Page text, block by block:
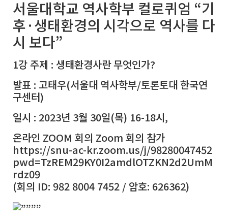
서울대학교 역사학부 컬로퀴엄 “기
후·생태환경의 시각으로 역사를 다
시 보다”
1강 주제 : 생태환경사란 무엇인가?
발표 : 고태우(서울대 역사학부/토론토대 한국연
구센터)
일시 : 2023년 3월 30일(목) 16-18시,
온라인 ZOOM 회의 Zoom 회의 참가
https://snu-ac-kr.zoom.us/j/98280047452
pwd=TzREM29KY0I2amdlOTZKN2d2UmM
rdz09
(회의 ID: 982 8004 7452 / 암호: 626362)